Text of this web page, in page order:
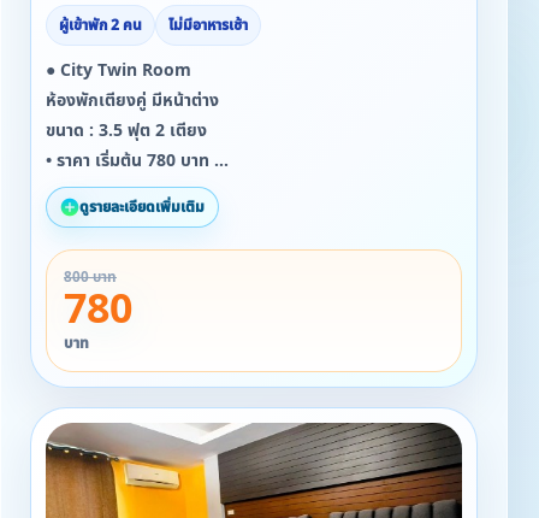
ผู้เข้าพัก 2 คน ไม่มีอาหารเช้า
● City Twin Room
ห้องพักเตียงคู่ มีหน้าต่าง
ขนาด : 3.5 ฟุต 2 เตียง
• ราคา เริ่มต้น 780 บาท
• จำนวนผู้เข้าพัก : 2 ท่าน
☆☆ สำหรับลูกค้าที่เข้าพักตั้งแต่ 19/09/2568 ถึง
31/11/2568
รับ Snack ฟรี ทุกห้อง ทุกวันที่เข้าพัก!!!!
ดูรายละเอียดเพิ่มเติม
800 บาท
780
บาท